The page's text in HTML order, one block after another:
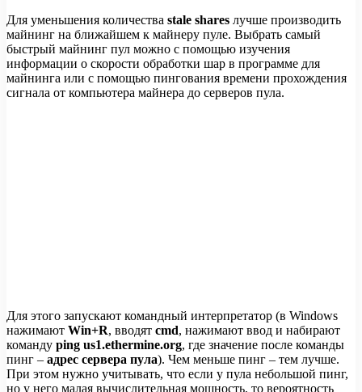
Для уменьшения количества stale shares лучше производить
майнинг на ближайшем к майнеру пуле. Выбрать самый
быстрый майнинг пул можно с помощью изучения
информации о скорости обработки шар в программе для
майнинга или с помощью пингования времени прохождения
сигнала от компьютера майнера до серверов пула.
Для этого запускают командный интерпретатор (в Windows
нажимают Win+R, вводят cmd, нажимают ввод и набирают
команду ping us1.ethermine.org, где значение после команды
пинг – адрес сервера пула). Чем меньше пинг – тем лучше.
При этом нужно учитывать, что если у пула небольшой пинг,
но у него малая вычислительная мощность, то вероятность